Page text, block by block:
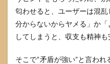
する
ヴァ
レイ
匂わせると、ユーザーは混
分からないからヤメる」か
してしまうと、収支も精神も
そこで“矛盾が強い”と言わ